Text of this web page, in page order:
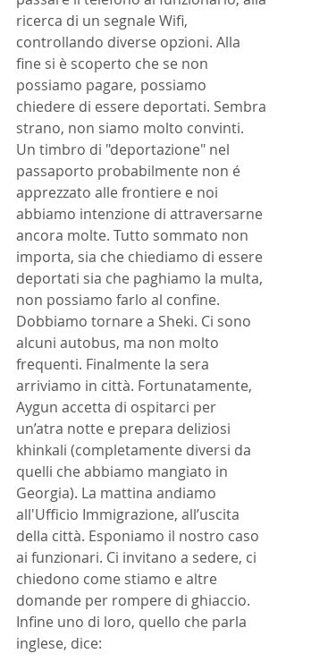
ricerca di un segnale Wifi,
controllando diverse opzioni. Alla
fine si è scoperto che se non
possiamo pagare, possiamo
chiedere di essere deportati. Sembra
strano, non siamo molto convinti.
Un timbro di "deportazione" nel
passaporto probabilmente non é
apprezzato alle frontiere e noi
abbiamo intenzione di attraversarne
ancora molte. Tutto sommato non
importa, sia che chiediamo di essere
deportati sia che paghiamo la multa,
non possiamo farlo al confine.
Dobbiamo tornare a Sheki. Ci sono
alcuni autobus, ma non molto
frequenti. Finalmente la sera
arriviamo in città. Fortunatamente,
Aygun accetta di ospitarci per
un’atra notte e prepara deliziosi
khinkali (completamente diversi da
quelli che abbiamo mangiato in
Georgia). La mattina andiamo
all'Ufficio Immigrazione, all’uscita
della città. Esponiamo il nostro caso
ai funzionari. Ci invitano a sedere, ci
chiedono come stiamo e altre
domande per rompere di ghiaccio.
Infine uno di loro, quello che parla
inglese, dice: